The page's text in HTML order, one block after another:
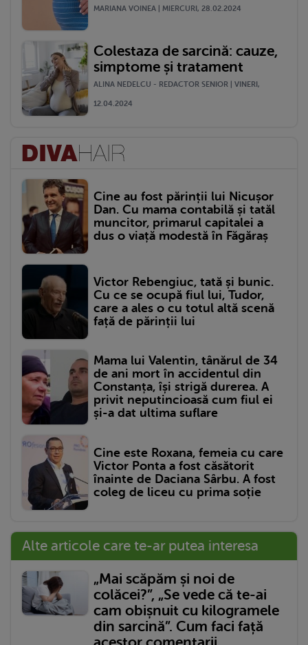
MARIANA VOINEA | MIERCURI, 28.02.2024
Colestaza de sarcină: cauze,
simptome și tratament
ALINA NEDELCU - REDACTOR SENIOR | VINERI,
12.04.2024
Cine au fost părinții lui Nicușor
Dan. Cu mama contabilă și tatăl
muncitor, primarul capitalei a
dus o viață modestă în Făgăraș
Victor Rebengiuc, tată și bunic.
Cu ce se ocupă fiul lui, Tudor,
care a ales o cu totul altă scenă
față de părinții lui
Mama lui Valentin, tânărul de 34
de ani mort în accidentul din
Constanța, își strigă durerea. A
privit neputincioasă cum fiul ei
și-a dat ultima suflare
Cine este Roxana, femeia cu care
Victor Ponta a fost căsătorit
înainte de Daciana Sârbu. A fost
coleg de liceu cu prima soție
Alte articole care te-ar putea interesa
„Mai scăpăm și noi de
colăcei?”, „Se vede că te-ai
cam obișnuit cu kilogramele
din sarcină”. Cum faci față